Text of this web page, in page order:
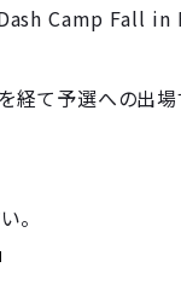
Camp Fall in
経て予選への出
。